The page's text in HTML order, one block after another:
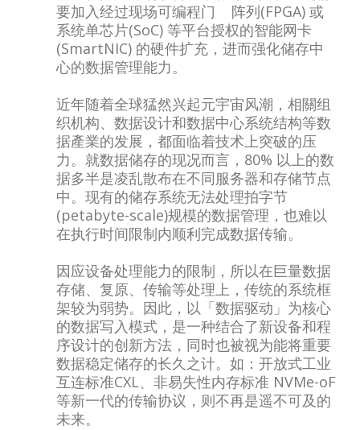
要加入经过现场可编程门 阵列(FPGA) 或
系统单芯片(SoC) 等平台授权的智能网卡
(SmartNIC) 的硬件扩充，进而强化储存中
心的数据管理能力。
近年随着全球猛然兴起元宇宙风潮，相關组
织机构、数据设计和数据中心系统结构等数
据產業的发展，都面临着技术上突破的压
力。就数据储存的现况而言，80% 以上的数
据多半是凌乱散布在不同服务器和存储节点
中。现有的储存系统无法处理拍字节
(petabyte-scale)规模的数据管理，也难以
在执行时间限制内顺利完成数据传输。
因应设备处理能力的限制，所以在巨量数据
存储、复原、传输等处理上，传统的系统框
架较为弱势。因此，以「数据驱动」为核心
的数据写入模式，是一种结合了新设备和程
序设计的创新方法，同时也被视为能将重要
数据稳定储存的长久之计。如：开放式工业
互连标准CXL、非易失性内存标准 NVMe-oF
等新一代的传输协议，则不再是遥不可及的
未来。